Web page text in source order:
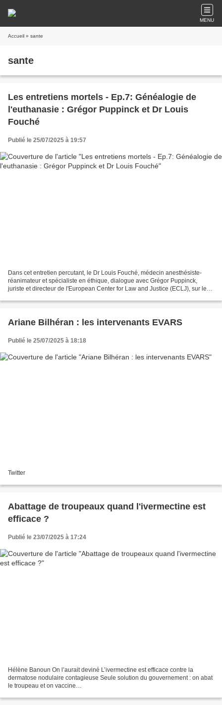
MENU
Accueil » sante
sante
Les entretiens mortels - Ep.7: Généalogie de
l'euthanasie : Grégor Puppinck et Dr Louis
Fouché
Publié le 25/07/2025 à 19:57
Dans cet entretien percutant, le Dr Louis Fouché, médecin anesthésiste-
réanimateur et spécialiste en éthique, dialogue avec Grégor Puppinck,
juriste et directeur de l'European Center for Law and Justice (ECLJ), sur les
Ariane Bilhéran : les intervenants EVARS
Publié le 25/07/2025 à 18:18
Twitter
Abattage de troupeaux quand l'ivermectine est
efficace ?
Publié le 23/07/2025 à 17:24
Hélène Banoun On l’aurait deviné L’ivermectine est efficace contre la
dermatose nodulaire contagieuse Seule solution du gouvernement : on abat
le troupeau et on vaccine